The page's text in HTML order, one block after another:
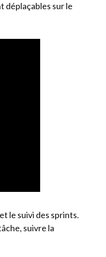
déplaçables sur le
le suivi des sprints.
suivre la